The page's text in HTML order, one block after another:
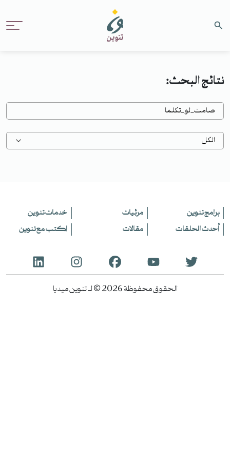
نتائج البحث:
برامج تنوين مرئيات
خدمات تنوين
أحدث الحلقات
مقالات اكتب مع تنوين
الحقوق محفوظة 2026 © لـ تنوين ميديا